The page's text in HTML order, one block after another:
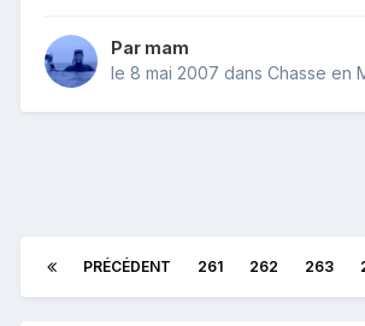
Par mam
le 8 mai 2007 dans Chasse en
PRÉCÉDENT 261 262 263